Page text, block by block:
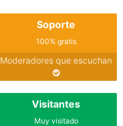
Soporte
100% gratis
Moderadores que escuchan
Visitantes
Muy visitado